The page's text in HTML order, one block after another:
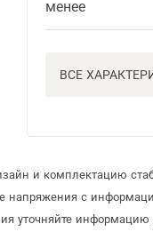
менее
ВСЕ
и комплектацию
напряжения с
уточняйте информацию